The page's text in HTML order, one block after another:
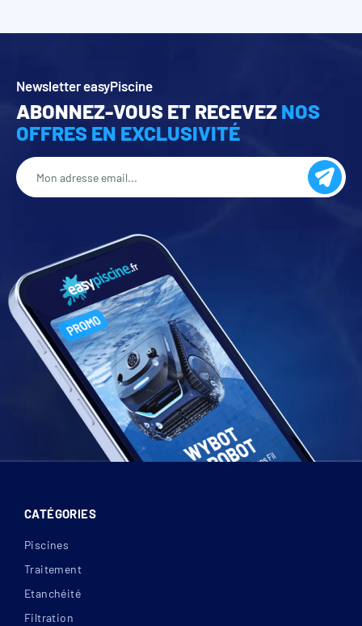
Newsletter easyPiscine
ABONNEZ-VOUS ET RECEVEZ NOS
OFFRES EN EXCLUSIVITÉ
CATÉGORIES
Piscines
Traitement
Etanchéité
Filtration